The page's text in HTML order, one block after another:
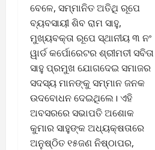
ବେଳେ, ସମ୍ମାନିତ ଅତିଥି ରୂପେ
ବ୍ୟବସାୟୀ ଶିବ ରାମ ସାହୁ,
ମୁଖ୍ୟବକ୍ତା ରୂପେ ସ୍ଥାନୀୟ ୩ ନଂ
ୱାର୍ଡ କର୍ପୋରେଟର ଶ୍ରୀମତୀ ସବିତା
ସାହୁ ପ୍ରମୁଖ ଯୋଗଦେଇ ସମାଜର
ସଦସ୍ୟ ମାନଙ୍କୁ ସମ୍ମାନ ଜନକ
ଉଦବୋଧନ ଦେଇଥିଲେ। ଏହି
ଅବସରରେ ସଭାପତି ଅଶୋକ
କୁମାର ସାହୁଙ୍କ ଅଧ୍ୟକ୍ଷତାରେ
ଅନୁଷ୍ଠିତ ୧୫ଜଣ ନିଷ୍ଠାପର,